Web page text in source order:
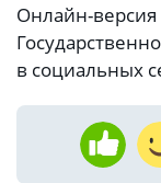
Онлайн-версия
в социальных